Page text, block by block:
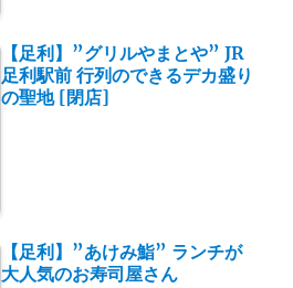
【足利】”グリルやまとや” JR
足利駅前 行列のできるデカ盛り
の聖地 [閉店]
【足利】”あけみ鮨” ランチが
大人気のお寿司屋さん